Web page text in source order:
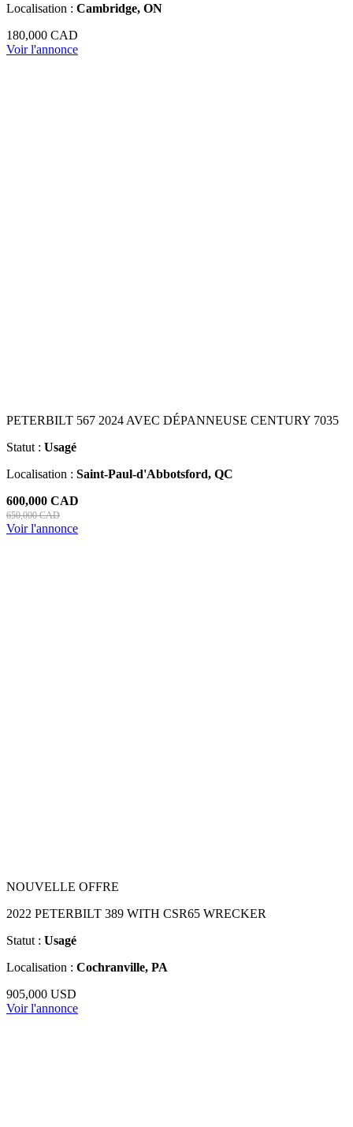
Localisation : Cambridge, ON
180,000 CAD
Voir l'annonce
PETERBILT 567 2024 AVEC DÉPANNEUSE CENTURY 7035
Statut : Usagé
Localisation : Saint-Paul-d'Abbotsford, QC
600,000 CAD
650,000 CAD
Voir l'annonce
NOUVELLE OFFRE
2022 PETERBILT 389 WITH CSR65 WRECKER
Statut : Usagé
Localisation : Cochranville, PA
905,000 USD
Voir l'annonce